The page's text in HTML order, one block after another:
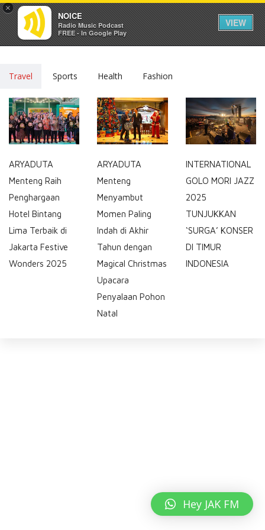
×
NOICE
Radio Music Podcast
FREE - In Google Play
VIEW
Travel Sports Health Fashion
ARYADUTA
Menteng Raih
Penghargaan
Hotel Bintang
Lima Terbaik di
Jakarta Festive
Wonders 2025
ARYADUTA
Menteng
Menyambut
Momen Paling
Indah di Akhir
Tahun dengan
Magical Christmas
Upacara
Penyalaan Pohon
Natal
INTERNATIONAL
GOLO MORI JAZZ
2025
TUNJUKKAN
‘SURGA’ KONSER
DI TIMUR
INDONESIA
Hey JAK FM